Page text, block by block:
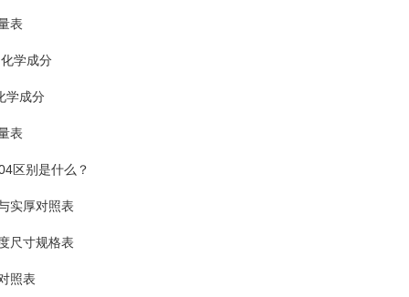
表
学成分
学成分
表
区别是什么？
实厚对照表
尺寸规格表
照表